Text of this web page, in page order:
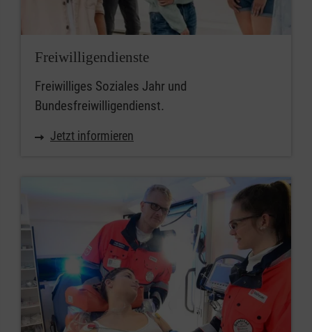
Freiwilligendienste
Freiwilliges Soziales Jahr und
Bundesfreiwilligendienst.
Jetzt informieren